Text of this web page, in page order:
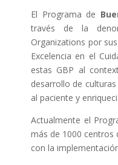
El Programa de
través de la
Organizations por
Excelencia en el
estas GBP al
desarrollo de
al paciente y
Actualmente el
más de 1000 centros
con la